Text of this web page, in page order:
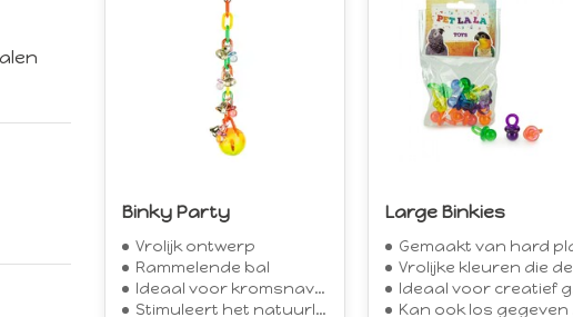
Binky Party
Vrolijk ontwerp
Rammelende bal
Ideaal voor kromsnavels
Stimuleert het natuurlijke speelinstinct
Large Binkies
Gemaakt van hard
Vrolijke kleuren die de aandacht van vogels trekken
Ideaal voor creatief gebruik bij het maken van eigen speelgoed
Kan ook los gegeven worden voor onmiddellijke speelfun